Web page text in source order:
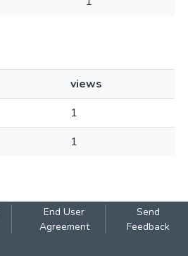
views
1
1
End User
Agreement
Send
Feedback